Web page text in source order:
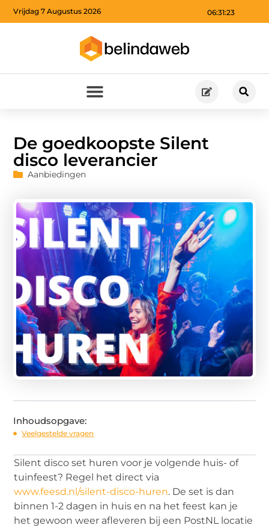
06:31:25
Vrijdag 7 Augustus 2026
De goedkoopste Silent
disco leverancier
Aanbiedingen
Inhoudsopgave:
Veelgestelde vragen
Silent disco set huren voor je volgende huis- of
tuinfeest? Regel het direct via
www.feesd.nl/silent-disco-huren. De set is dan
binnen 1-2 dagen in huis en na het feest kan je
het gewoon weer afleveren bij een PostNL locatie